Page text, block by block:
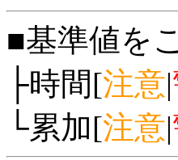
■基準値を
├時間[注意|
└累加[注意|